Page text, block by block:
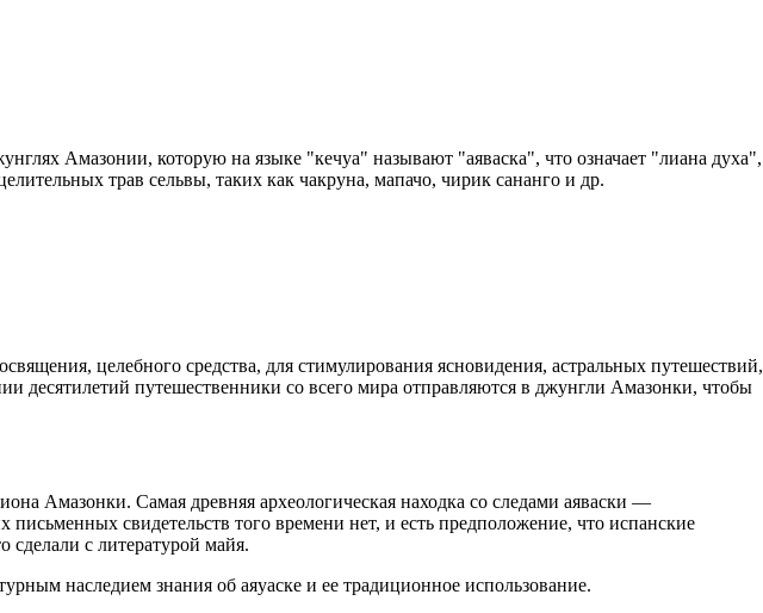
Амазонии, которую на языке "кечуа" называют "аяваска", что означает "лиана духа",
трав сельвы, таких как чакруна, мапачо, чирик сананго и др.
целебного средства, для стимулирования ясновидения, астральных путешествий,
десятилетий путешественники со всего мира отправляются в джунгли Амазонки, чтобы
Амазонки. Самая древняя археологическая находка со следами аяваски —
свидетельств того времени нет, и есть предположение, что испанские
сделали с литературой майя.
наследием знания об аяуаске и ее традиционное использование.